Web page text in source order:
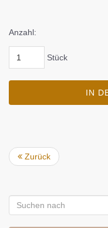
Anzahl:
Stück
IN
Zurück